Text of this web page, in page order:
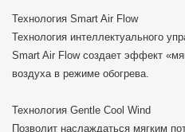
Технология Smart Air Flow
Технология интеллектуального
Smart Air Flow создает эффект
воздуха в режиме обогрева.
Технология Gentle Cool Wind
Позволит наслаждаться мягким